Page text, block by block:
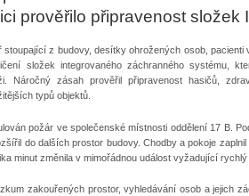
prověřilo připravenost složek
stoupající z budovy, desítky ohrožených osob,
složek integrovaného záchranného systému,
Náročný zásah prověřil připravenost hasičů,
typů objektů.
požár ve společenské místnosti oddělení 17 B.
do dalších prostor budovy. Chodby a pokoje
minut změnila v mimořádnou událost vyžadující
zakouřených prostor, vyhledávání osob a jejich